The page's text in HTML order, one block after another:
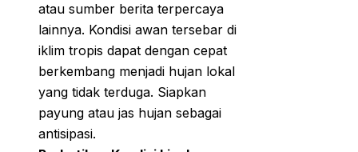
atau sumber berita terpercaya
lainnya. Kondisi awan tersebar di
iklim tropis dapat dengan cepat
berkembang menjadi hujan lokal
yang tidak terduga. Siapkan
payung atau jas hujan sebagai
antisipasi.